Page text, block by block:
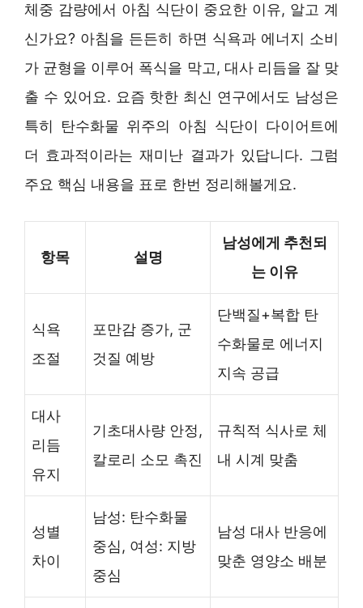
체중 감량에서 아침 식단이 중요한 이유, 알고 계
신가요? 아침을 든든히 하면 식욕과 에너지 소비
가 균형을 이루어 폭식을 막고, 대사 리듬을 잘 맞
출 수 있어요. 요즘 핫한 최신 연구에서도 남성은
특히 탄수화물 위주의 아침 식단이 다이어트에
더 효과적이라는 재미난 결과가 있답니다. 그럼
주요 핵심 내용을 표로 한번 정리해볼게요.
항목 설명
남성에게 추천되
는 이유
식욕
조절
포만감 증가, 군
것질 예방
단백질+복합 탄
수화물로 에너지
지속 공급
대사
리듬
유지
기초대사량 안정,
칼로리 소모 촉진
규칙적 식사로 체
내 시계 맞춤
성별
차이
남성: 탄수화물
중심, 여성: 지방
중심
남성 대사 반응에
맞춘 영양소 배분